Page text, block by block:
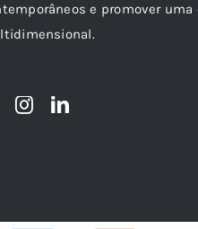
e promover uma